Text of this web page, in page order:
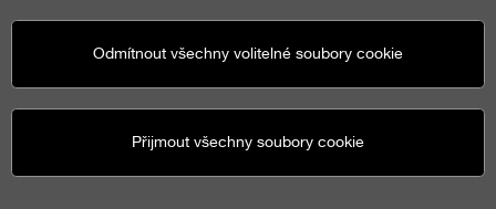
Odmítnout všechny volitelné soubory cookie
Přijmout všechny soubory cookie